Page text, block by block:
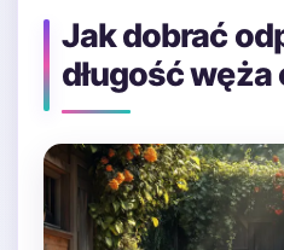
Jak dobrać
długość